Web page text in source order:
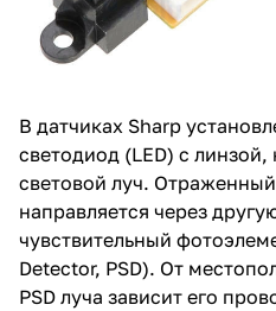
В датчиках Sharp
светодиод (LED) с линзой,
световой луч.
направляется через
чувствительный
Detector, PSD). От
PSD луча зависит его